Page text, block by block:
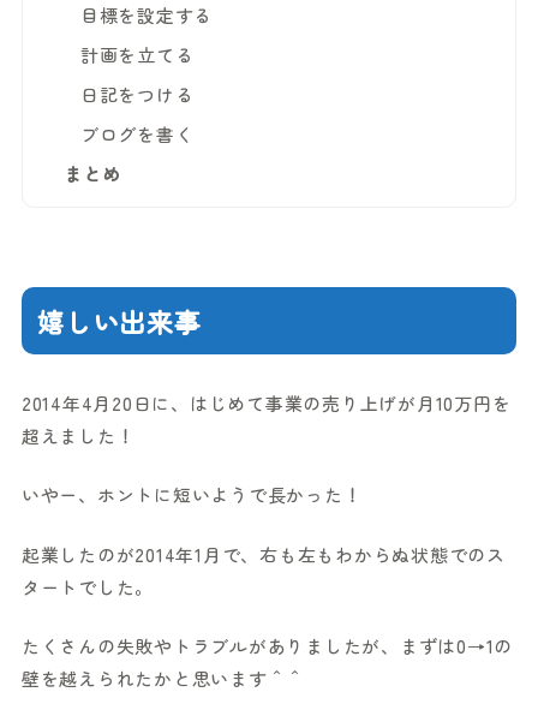
目標を設定する
計画を立てる
日記をつける
ブログを書く
まとめ
嬉しい出来事
2014年4月20日に、はじめて事業の売り上げが月10万円を
超えました！
いやー、ホントに短いようで長かった！
起業したのが2014年1月で、右も左もわからぬ状態でのス
タートでした。
たくさんの失敗やトラブルがありましたが、まずは0→1の
壁を越えられたかと思います＾＾